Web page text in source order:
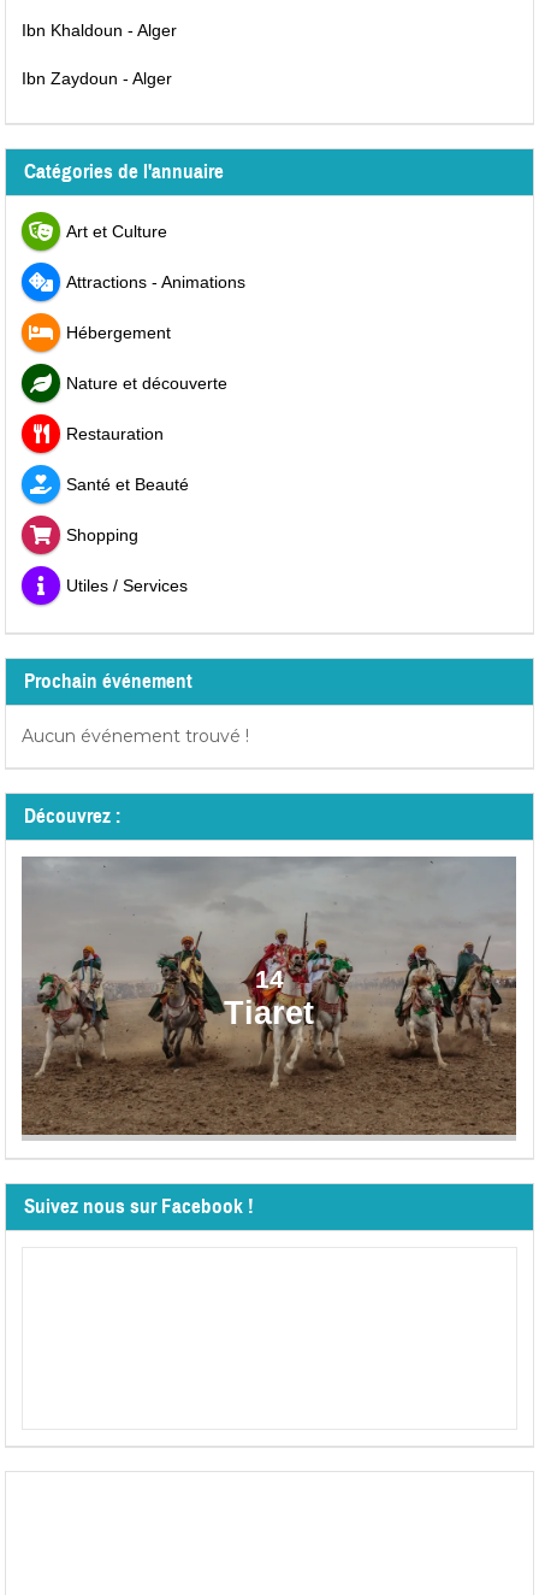
Ibn Khaldoun - Alger
Ibn Zaydoun - Alger
Catégories de l'annuaire
Art et Culture
Attractions - Animations
Hébergement
Nature et découverte
Restauration
Santé et Beauté
Shopping
Utiles / Services
Prochain événement
Aucun événement trouvé !
Découvrez :
14
Tiaret
Suivez nous sur Facebook !